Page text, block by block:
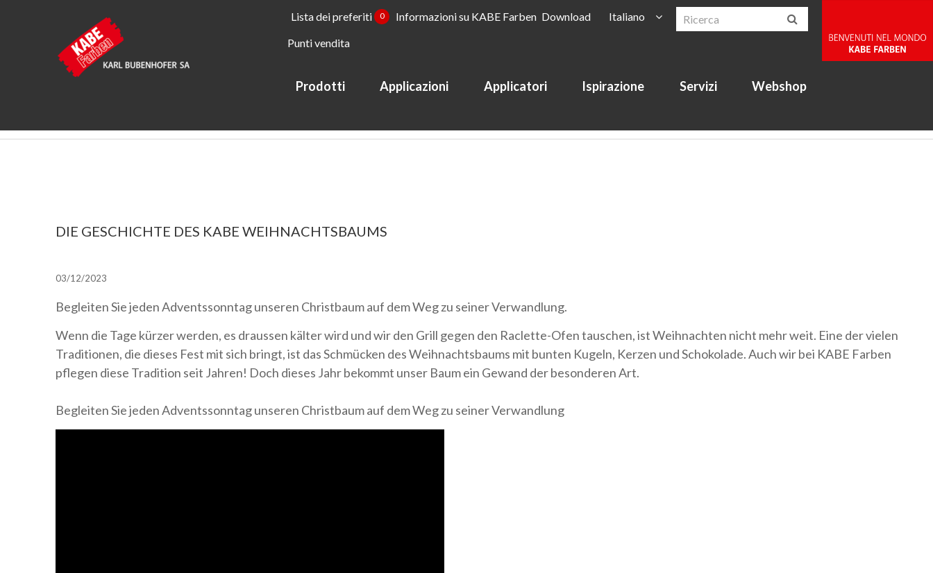
Lista dei preferiti 0 Informazioni su KABE Farben Download
Punti vendita
Italiano
Prodotti Applicazioni Applicatori Ispirazione Servizi Webshop
DIE GESCHICHTE DES KABE WEIHNACHTSBAUMS
03/12/2023
Begleiten Sie jeden Adventssonntag unseren Christbaum auf dem Weg zu seiner Verwandlung.
Wenn die Tage kürzer werden, es draussen kälter wird und wir den Grill gegen den Raclette-Ofen tauschen, ist Weihnachten nicht mehr weit. Eine der vielen
Traditionen, die dieses Fest mit sich bringt, ist das Schmücken des Weihnachtsbaums mit bunten Kugeln, Kerzen und Schokolade. Auch wir bei KABE Farben
pflegen diese Tradition seit Jahren! Doch dieses Jahr bekommt unser Baum ein Gewand der besonderen Art.
Begleiten Sie jeden Adventssonntag unseren Christbaum auf dem Weg zu seiner Verwandlung